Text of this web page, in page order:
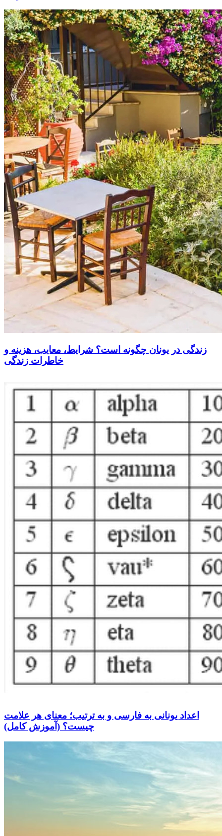
زندگی در یونان چگونه است؟ شرایط، معایب، هزینه و
خاطرات زندگی
اعداد یونانی به فارسی و به ترتیب؛ معنای هر علامت
چیست؟ (آموزش کامل)